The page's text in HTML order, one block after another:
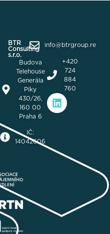
info@btrgroup.re
+420
724
884
760
BTR
Consulting
s.r.o.
Budova
Telehouse
Generála
Píky
430/26,
160 00
Praha 6
IČ:
14042606